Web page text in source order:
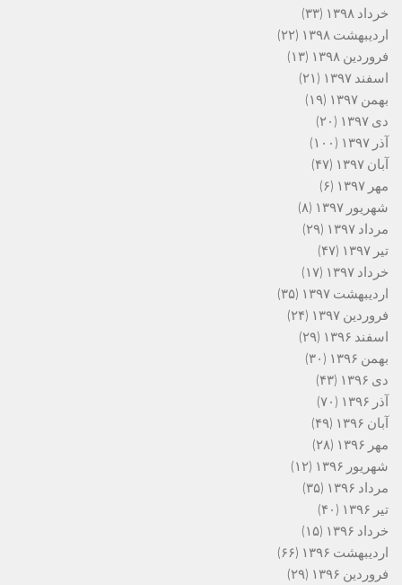
خرداد ۱۳۹۸
(۳۳)
اردیبهشت ۱۳۹۸
(۲۲)
فروردین ۱۳۹۸
(۱۳)
اسفند ۱۳۹۷
(۲۱)
بهمن ۱۳۹۷
(۱۹)
دی ۱۳۹۷
(۲۰)
آذر ۱۳۹۷
(۱۰۰)
آبان ۱۳۹۷
(۴۷)
مهر ۱۳۹۷
(۶)
شهریور ۱۳۹۷
(۸)
مرداد ۱۳۹۷
(۲۹)
تیر ۱۳۹۷
(۴۷)
خرداد ۱۳۹۷
(۱۷)
اردیبهشت ۱۳۹۷
(۳۵)
فروردین ۱۳۹۷
(۲۴)
اسفند ۱۳۹۶
(۲۹)
بهمن ۱۳۹۶
(۳۰)
دی ۱۳۹۶
(۴۳)
آذر ۱۳۹۶
(۷۰)
آبان ۱۳۹۶
(۴۹)
مهر ۱۳۹۶
(۲۸)
شهریور ۱۳۹۶
(۱۲)
مرداد ۱۳۹۶
(۳۵)
تیر ۱۳۹۶
(۴۰)
خرداد ۱۳۹۶
(۱۵)
اردیبهشت ۱۳۹۶
(۶۶)
فروردین ۱۳۹۶
(۲۹)